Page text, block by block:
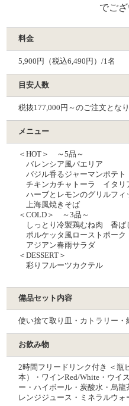
でござ
料金
5,900円（税込6,490円）/1名
目安人数
税抜177,000円～のご注文とな
メニュー
＜HOT＞ ～5品～
バレンシア風パエリア
バジル香るジャーマンポテト
チキンカチャトーラ イタリ
ハーブとレモンのグリルフィ
上海風焼きそば
＜COLD＞ ～3品～
しっとり冷製鶏むね肉 香ば
ポルケッタ風ローストポーク
アジアン春雨サラダ
＜DESSERT＞
彩りフルーツカクテル
備品セット内容
使い捨て取り皿・カトラリー・
お飲み物
2時間フリードリンク付き ＜瓶
本）・ワインRed/White・ウイ
ー・ハイボール・炭酸水・烏
レンジジュース・ミネラルウォ